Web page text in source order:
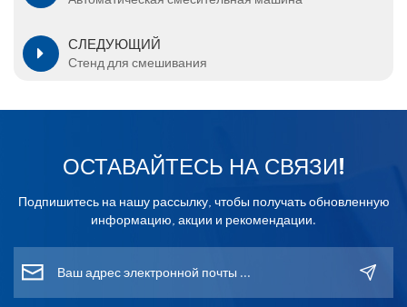
СЛЕДУЮЩИЙ
Стенд для смешивания
ОСТАВАЙТЕСЬ НА СВЯЗИ!
Подпишитесь на нашу рассылку, чтобы получать обновленную
информацию, акции и рекомендации.